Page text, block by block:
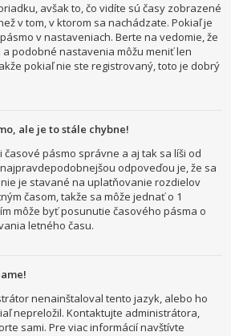
avšak to, čo vidíte sú časy zobrazené
v tom, v ktorom sa nachádzate. Pokiaľ je
v nastaveniach. Berte na vedomie, že
podobné nastavenia môžu meniť len
pokiaľ nie ste registrovaný, toto je dobrý
ale je to stále chybne!
časové pásmo správne a aj tak sa líši od
odpoveďou je, že sa
je stavané na uplatňovanie rozdielov
časom, takže sa môže jednať o 1
môže byť posunutie časového pásma o
letného času.
nenainštaloval tento jazyk, alebo ho
nepreložil. Kontaktujte administrátora,
sami. Pre viac informácií navštívte